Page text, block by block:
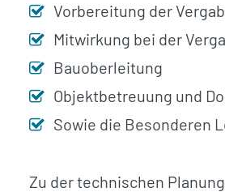
Vorbereitung der
Mitwirkung bei der
Bauoberleitung
Objektbetreuung und
Sowie die Besonderen
Zu der technischen Planung